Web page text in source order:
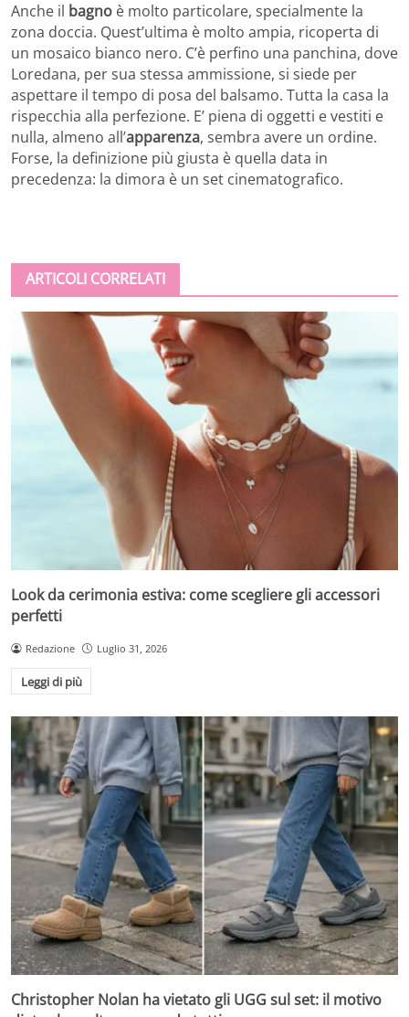
Anche il bagno è molto particolare, specialmente la
zona doccia. Quest’ultima è molto ampia, ricoperta di
un mosaico bianco nero. C’è perfino una panchina, dove
Loredana, per sua stessa ammissione, si siede per
aspettare il tempo di posa del balsamo. Tutta la casa la
rispecchia alla perfezione. E’ piena di oggetti e vestiti e
nulla, almeno all’apparenza, sembra avere un ordine.
Forse, la definizione più giusta è quella data in
precedenza: la dimora è un set cinematografico.
ARTICOLI CORRELATI
Look da cerimonia estiva: come scegliere gli accessori
perfetti
Redazione Luglio 31, 2026
Leggi di più
Christopher Nolan ha vietato gli UGG sul set: il motivo